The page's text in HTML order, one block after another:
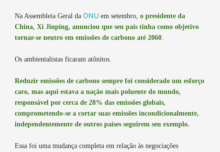
Na Assembleia Geral da ONU em setembro, o presidente da
China, Xi Jinping, anunciou que seu país tinha como objetivo
tornar-se neutro em emissões de carbono até 2060
Os ambientalistas ficaram atônitos.
Reduzir emissões de carbono sempre foi considerado um esforço
caro, mas aqui estava a nação mais poluente do mundo,
responsável por cerca de 28% das emissões globais,
comprometendo-se a cortar suas emissões incondicionalmente,
independentemente de outros países seguirem seu exemplo.
Essa foi uma mudança completa em relação às negociações